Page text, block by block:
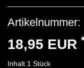
Artikelnummer:
18,95 EUR
Inhalt 1 Stück